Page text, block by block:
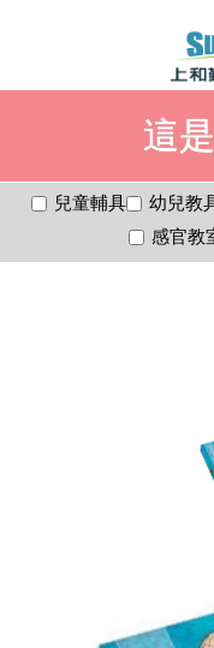
這
兒童輔具 幼兒教
感官教